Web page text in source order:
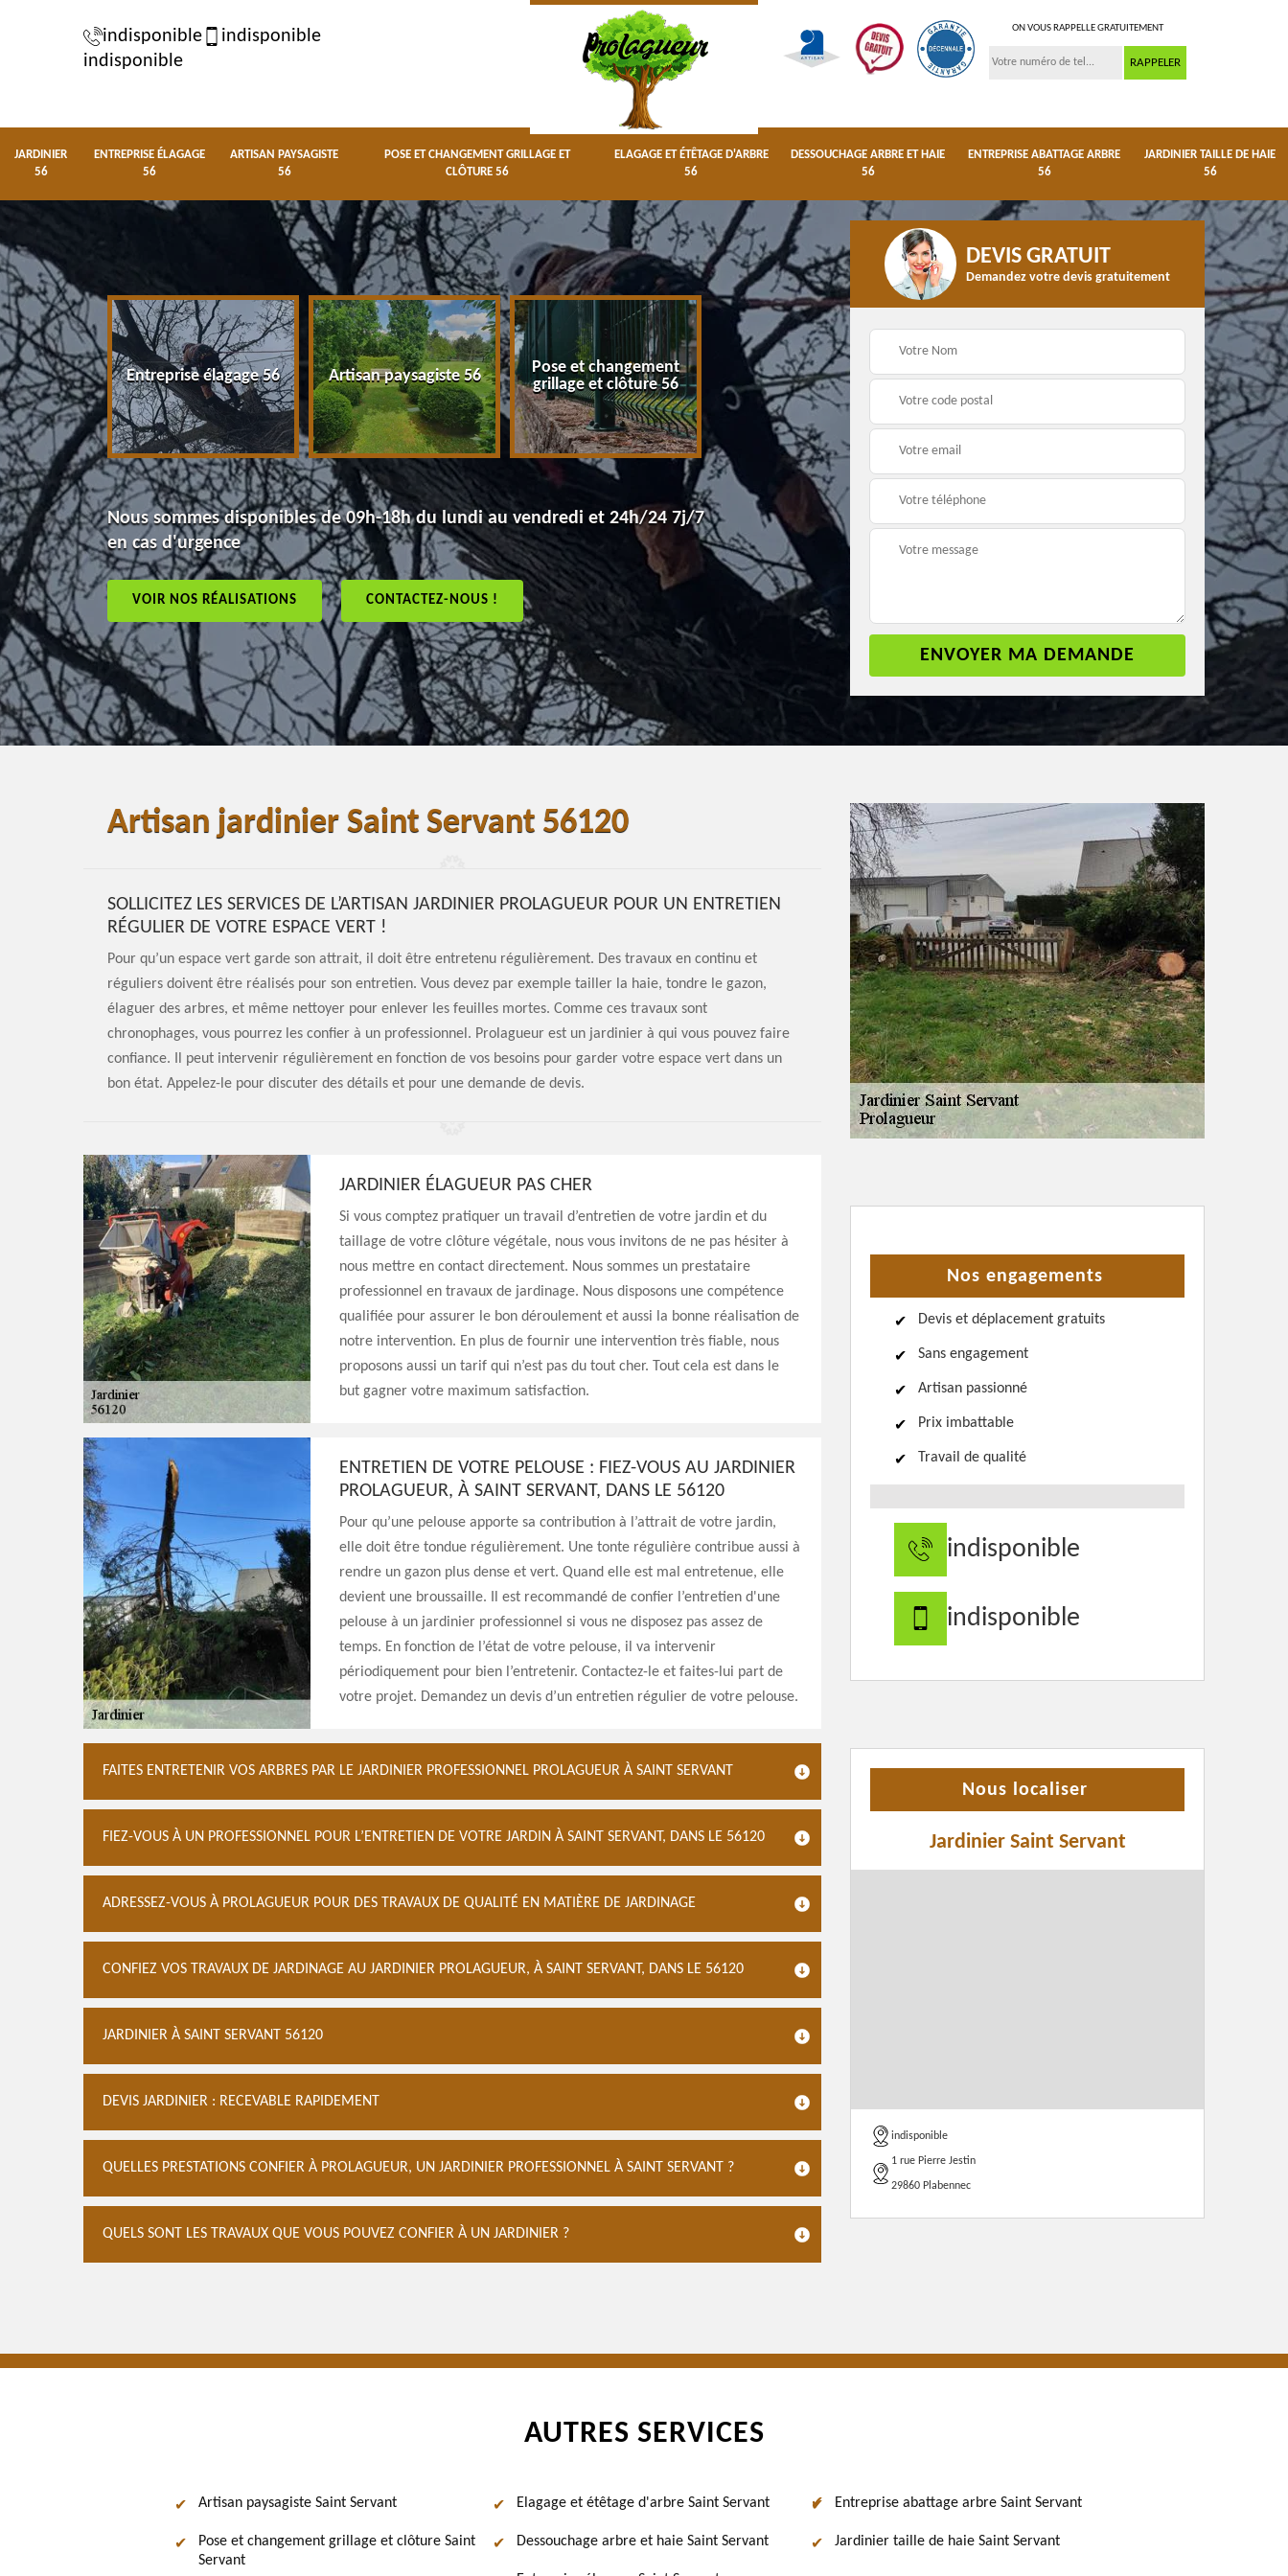
indisponible
indisponible
indisponible
ON VOUS RAPPELLE GRATUITEMENT
JARDINIER
56
ENTREPRISE ÉLAGAGE
56
ARTISAN PAYSAGISTE
56
POSE ET CHANGEMENT GRILLAGE ET
CLÔTURE 56
ELAGAGE ET ÉTÊTAGE D'ARBRE
56
DESSOUCHAGE ARBRE ET HAIE
56
ENTREPRISE ABATTAGE ARBRE
56
JARDINIER TAILLE DE HAIE
56
56 Entreprise élagage 56 Artisan paysagiste 56
Pose et changement
grillage et clôture 56
Elagage et étêtage
d'arbre 56
haie 56
Entreprise abattage
arbre 56
Nous sommes disponibles de 09h-18h du lundi au vendredi et 24h/24 7j/7
en cas d'urgence
VOIR NOS RÉALISATIONS CONTACTEZ-NOUS !
DEVIS GRATUIT
Demandez votre devis gratuitement
Artisan jardinier Saint Servant 56120
SOLLICITEZ LES SERVICES DE L’ARTISAN JARDINIER PROLAGUEUR POUR UN ENTRETIEN
RÉGULIER DE VOTRE ESPACE VERT !
Pour qu’un espace vert garde son attrait, il doit être entretenu régulièrement. Des travaux en continu et
réguliers doivent être réalisés pour son entretien. Vous devez par exemple tailler la haie, tondre le gazon,
élaguer des arbres, et même nettoyer pour enlever les feuilles mortes. Comme ces travaux sont
chronophages, vous pourrez les confier à un professionnel. Prolagueur est un jardinier à qui vous pouvez faire
confiance. Il peut intervenir régulièrement en fonction de vos besoins pour garder votre espace vert dans un
bon état. Appelez-le pour discuter des détails et pour une demande de devis.
JARDINIER ÉLAGUEUR PAS CHER
Si vous comptez pratiquer un travail d’entretien de votre jardin et du
taillage de votre clôture végétale, nous vous invitons de ne pas hésiter à
nous mettre en contact directement. Nous sommes un prestataire
professionnel en travaux de jardinage. Nous disposons une compétence
qualifiée pour assurer le bon déroulement et aussi la bonne réalisation de
notre intervention. En plus de fournir une intervention très fiable, nous
proposons aussi un tarif qui n’est pas du tout cher. Tout cela est dans le
but gagner votre maximum satisfaction.
ENTRETIEN DE VOTRE PELOUSE : FIEZ-VOUS AU JARDINIER
PROLAGUEUR, À SAINT SERVANT, DANS LE 56120
Pour qu’une pelouse apporte sa contribution à l’attrait de votre jardin,
elle doit être tondue régulièrement. Une tonte régulière contribue aussi à
rendre un gazon plus dense et vert. Quand elle est mal entretenue, elle
devient une broussaille. Il est recommandé de confier l’entretien d'une
pelouse à un jardinier professionnel si vous ne disposez pas assez de
temps. En fonction de l’état de votre pelouse, il va intervenir
périodiquement pour bien l’entretenir. Contactez-le et faites-lui part de
votre projet. Demandez un devis d’un entretien régulier de votre pelouse.
FAITES ENTRETENIR VOS ARBRES PAR LE JARDINIER PROFESSIONNEL PROLAGUEUR À SAINT SERVANT
FIEZ-VOUS À UN PROFESSIONNEL POUR L’ENTRETIEN DE VOTRE JARDIN À SAINT SERVANT, DANS LE 56120
ADRESSEZ-VOUS À PROLAGUEUR POUR DES TRAVAUX DE QUALITÉ EN MATIÈRE DE JARDINAGE
CONFIEZ VOS TRAVAUX DE JARDINAGE AU JARDINIER PROLAGUEUR, À SAINT SERVANT, DANS LE 56120
JARDINIER À SAINT SERVANT 56120
DEVIS JARDINIER : RECEVABLE RAPIDEMENT
QUELLES PRESTATIONS CONFIER À PROLAGUEUR, UN JARDINIER PROFESSIONNEL À SAINT SERVANT ?
QUELS SONT LES TRAVAUX QUE VOUS POUVEZ CONFIER À UN JARDINIER ?
Nos engagements
Devis et déplacement gratuits
Sans engagement
Artisan passionné
Prix imbattable
Travail de qualité
indisponible
indisponible
Nous localiser
Jardinier Saint Servant
indisponible
1 rue Pierre Jestin
29860 Plabennec
AUTRES SERVICES
Artisan paysagiste Saint Servant
Pose et changement grillage et clôture Saint
Servant
Elagage et étêtage d'arbre Saint Servant
Dessouchage arbre et haie Saint Servant
Entreprise abattage arbre Saint Servant
Jardinier taille de haie Saint Servant